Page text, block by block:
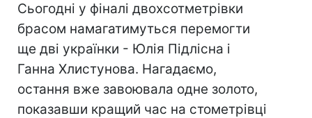
Сьогодні у фіналі двохсотметрівки
брасом намагатимуться перемогти
ще дві українки - Юлія Підлісна і
Ганна Хлистунова. Нагадаємо,
остання вже завоювала одне золото,
показавши кращий час на стометрівці